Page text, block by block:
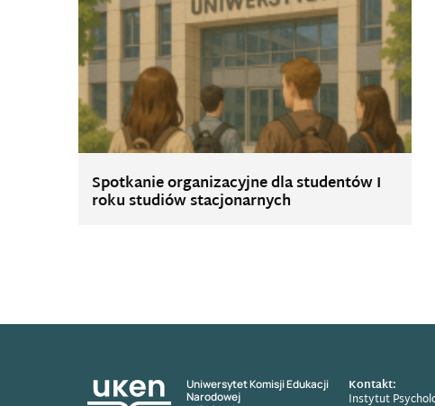
Spotkanie organizacyjne dla studentów I
roku studiów stacjonarnych
Uniwersytet Komisji Edukacji
Narodowej
Kontakt:
Instytut